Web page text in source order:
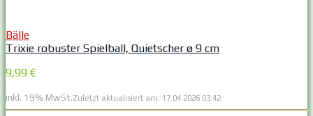
Bälle
Trixie robuster Spielball, Quietscher ø 9 cm
9,99 €
inkl. 19% MwSt.Zuletzt aktualisiert am: 17.04.2026 03:42